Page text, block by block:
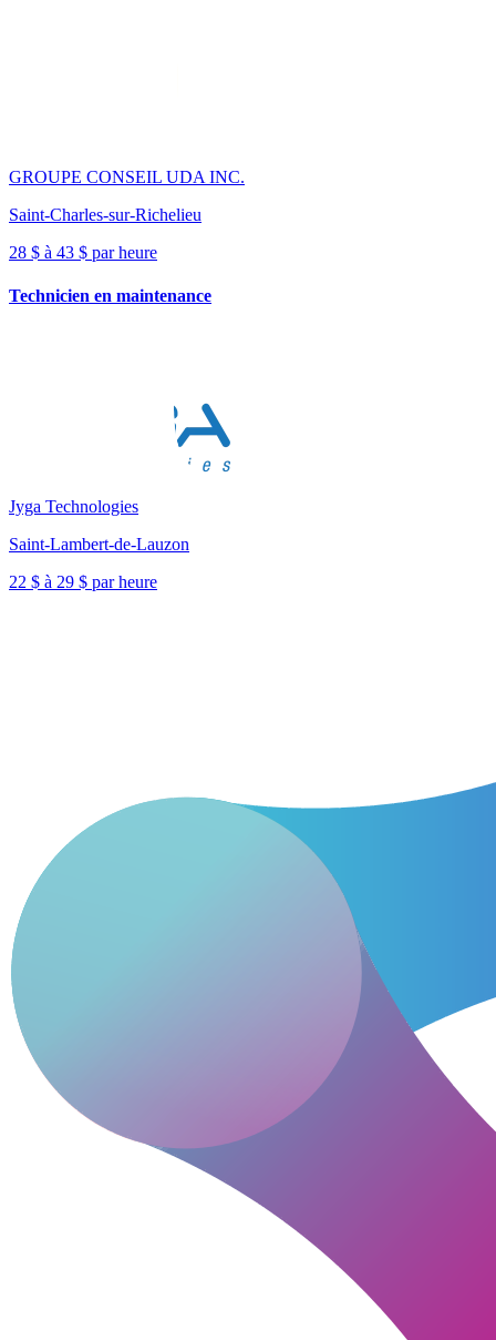
GROUPE CONSEIL UDA INC.
Saint-Charles-sur-Richelieu
28 $ à 43 $ par heure
Technicien en maintenance
Jyga Technologies
Saint-Lambert-de-Lauzon
22 $ à 29 $ par heure